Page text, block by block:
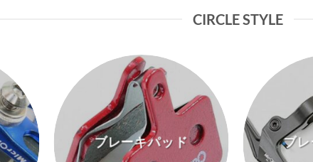
CIRCLE STYLE
ブレーキパッド ブ